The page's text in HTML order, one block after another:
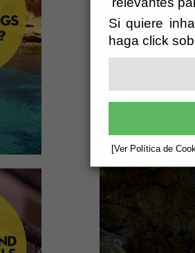
Si quiere
haga click
[Ver Política de